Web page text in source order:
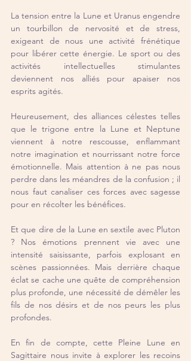
La tension entre la Lune et Uranus engendre
un tourbillon de nervosité et de stress,
exigeant de nous une activité frénétique
pour libérer cette énergie. Le sport ou des
activités intellectuelles stimulantes
deviennent nos alliés pour apaiser nos
esprits agités.
Heureusement, des alliances célestes telles
que le trigone entre la Lune et Neptune
viennent à notre rescousse, enflammant
notre imagination et nourrissant notre force
émotionnelle. Mais attention à ne pas nous
perdre dans les méandres de la confusion ; il
nous faut canaliser ces forces avec sagesse
pour en récolter les bénéfices.
Et que dire de la Lune en sextile avec Pluton
? Nos émotions prennent vie avec une
intensité saisissante, parfois explosant en
scènes passionnées. Mais derrière chaque
éclat se cache une quête de compréhension
plus profonde, une nécessité de démêler les
fils de nos désirs et de nos peurs les plus
profondes.
En fin de compte, cette Pleine Lune en
Sagittaire nous invite à explorer les recoins